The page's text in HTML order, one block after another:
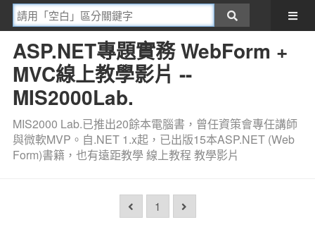
ASP.NET專題實務 WebForm +
MVC線上教學影片 --
MIS2000Lab.
MIS2000 Lab.已推出20餘本電腦書，曾任資策會專任講師
與微軟MVP。自.NET 1.x起，已出版15本ASP.NET (Web
Form)書籍，也有遠距教學 線上教程 教學影片
1